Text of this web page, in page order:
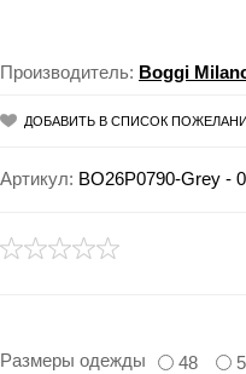
Производитель: Boggi
ДОБАВИТЬ В СПИСОК
Артикул: BO26P0790-Grey -
Размеры одежды 48